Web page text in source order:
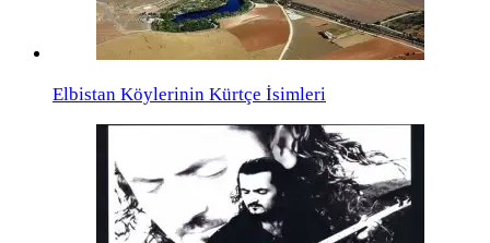
Elbistan Köylerinin Kürtçe İsimleri